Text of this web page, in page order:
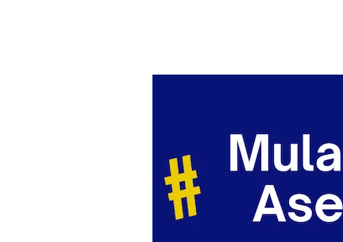
10 Aplikasi Perlu Ada Dalam
Telefon Seorang Pelabur
Saham